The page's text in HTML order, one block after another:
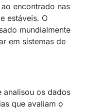
encontrado nas
estáveis. O
mundialmente
em sistemas de
analisou os dados
que avaliam o